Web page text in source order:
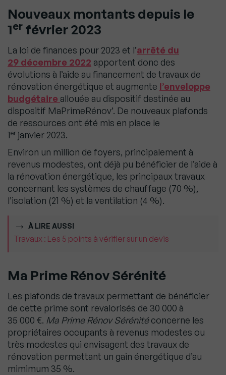
Nouveaux montants depuis le
1er février 2023
La loi de finances pour 2023 et l’arrêté du
29 décembre 2022 apportent donc des
évolutions à l’aide au financement de travaux de
rénovation énergétique et augmente l’enveloppe
budgétaire allouée au dispositif destinée au
dispositif MaPrimeRénov’. De nouveaux plafonds
de ressources ont été mis en place le
1er janvier 2023.
Environ un million de foyers, principalement à
revenus modestes, ont déjà pu bénéficier de l’aide à
la rénovation énergétique, les principaux travaux
concernant les systèmes de chauffage (70 %),
l’isolation (21 %) et la ventilation (4 %).
À LIRE AUSSI
Travaux : Les 5 points à vérifier sur un devis
Ma Prime Rénov Sérénité
Les plafonds de travaux permettant de bénéficier
de cette prime sont revalorisés de 30 000 à
35 000 €. Ma Prime Rénov Sérénitéconcerne les
propriétaires occupants à revenus modestes ou
très modestes qui envisagent des travaux de
rénovation permettant un gain énergétique d’au
mimimum 35 %.